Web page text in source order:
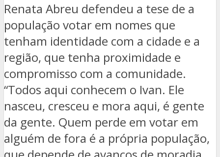
Renata Abreu defendeu a tese de a
população votar em nomes que
tenham identidade com a cidade e a
região, que tenha proximidade e
compromisso com a comunidade.
“Todos aqui conhecem o Ivan. Ele
nasceu, cresceu e mora aqui, é gente
da gente. Quem perde em votar em
alguém de fora é a própria população,